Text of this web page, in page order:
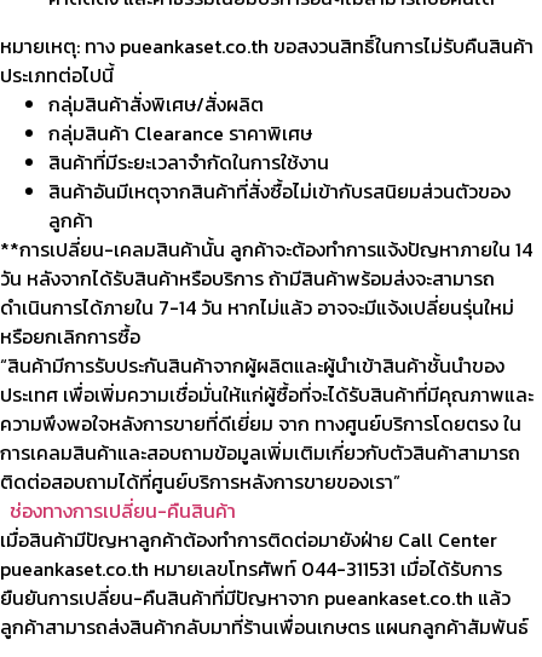
หมายเหตุ: ทาง pueankaset.co.th ขอสงวนสิทธิ์ในการไม่รับคืนสินค้า
ประเภทต่อไปนี้
กลุ่มสินค้าสั่งพิเศษ/สั่งผลิต
กลุ่มสินค้า Clearance ราคาพิเศษ
สินค้าที่มีระยะเวลาจำกัดในการใช้งาน
สินค้าอันมีเหตุจากสินค้าที่สั่งซื้อไม่เข้ากับรสนิยมส่วนตัวของ
ลูกค้า
**การเปลี่ยน-เคลมสินค้านั้น ลูกค้าจะต้องทำการแจ้งปัญหาภายใน 14
วัน หลังจากได้รับสินค้าหรือบริการ ถ้ามีสินค้าพร้อมส่งจะสามารถ
ดำเนินการได้ภายใน 7-14 วัน หากไม่แล้ว อาจจะมีแจ้งเปลี่ยนรุ่นใหม่
หรือยกเลิกการซื้อ
“สินค้ามีการรับประกันสินค้าจากผู้ผลิตและผู้นำเข้าสินค้าชั้นนำของ
ประเทศ เพื่อเพิ่มความเชื่อมั่นให้แก่ผู้ซื้อที่จะได้รับสินค้าที่มีคุณภาพและ
ความพึงพอใจหลังการขายที่ดีเยี่ยม จาก ทางศูนย์บริการโดยตรง ใน
การเคลมสินค้าและสอบถามข้อมูลเพิ่มเติมเกี่ยวกับตัวสินค้าสามารถ
ติดต่อสอบถามได้ที่ศูนย์บริการหลังการขายของเรา”
ช่องทางการเปลี่ยน-คืนสินค้า
เมื่อสินค้ามีปัญหาลูกค้าต้องทำการติดต่อมายังฝ่าย Call Center
pueankaset.co.th หมายเลขโทรศัพท์ 044-311531 เมื่อได้รับการ
ยืนยันการเปลี่ยน-คืนสินค้าที่มีปัญหาจาก pueankaset.co.th แล้ว
ลูกค้าสามารถส่งสินค้ากลับมาที่ร้านเพื่อนเกษตร แผนกลูกค้าสัมพันธ์